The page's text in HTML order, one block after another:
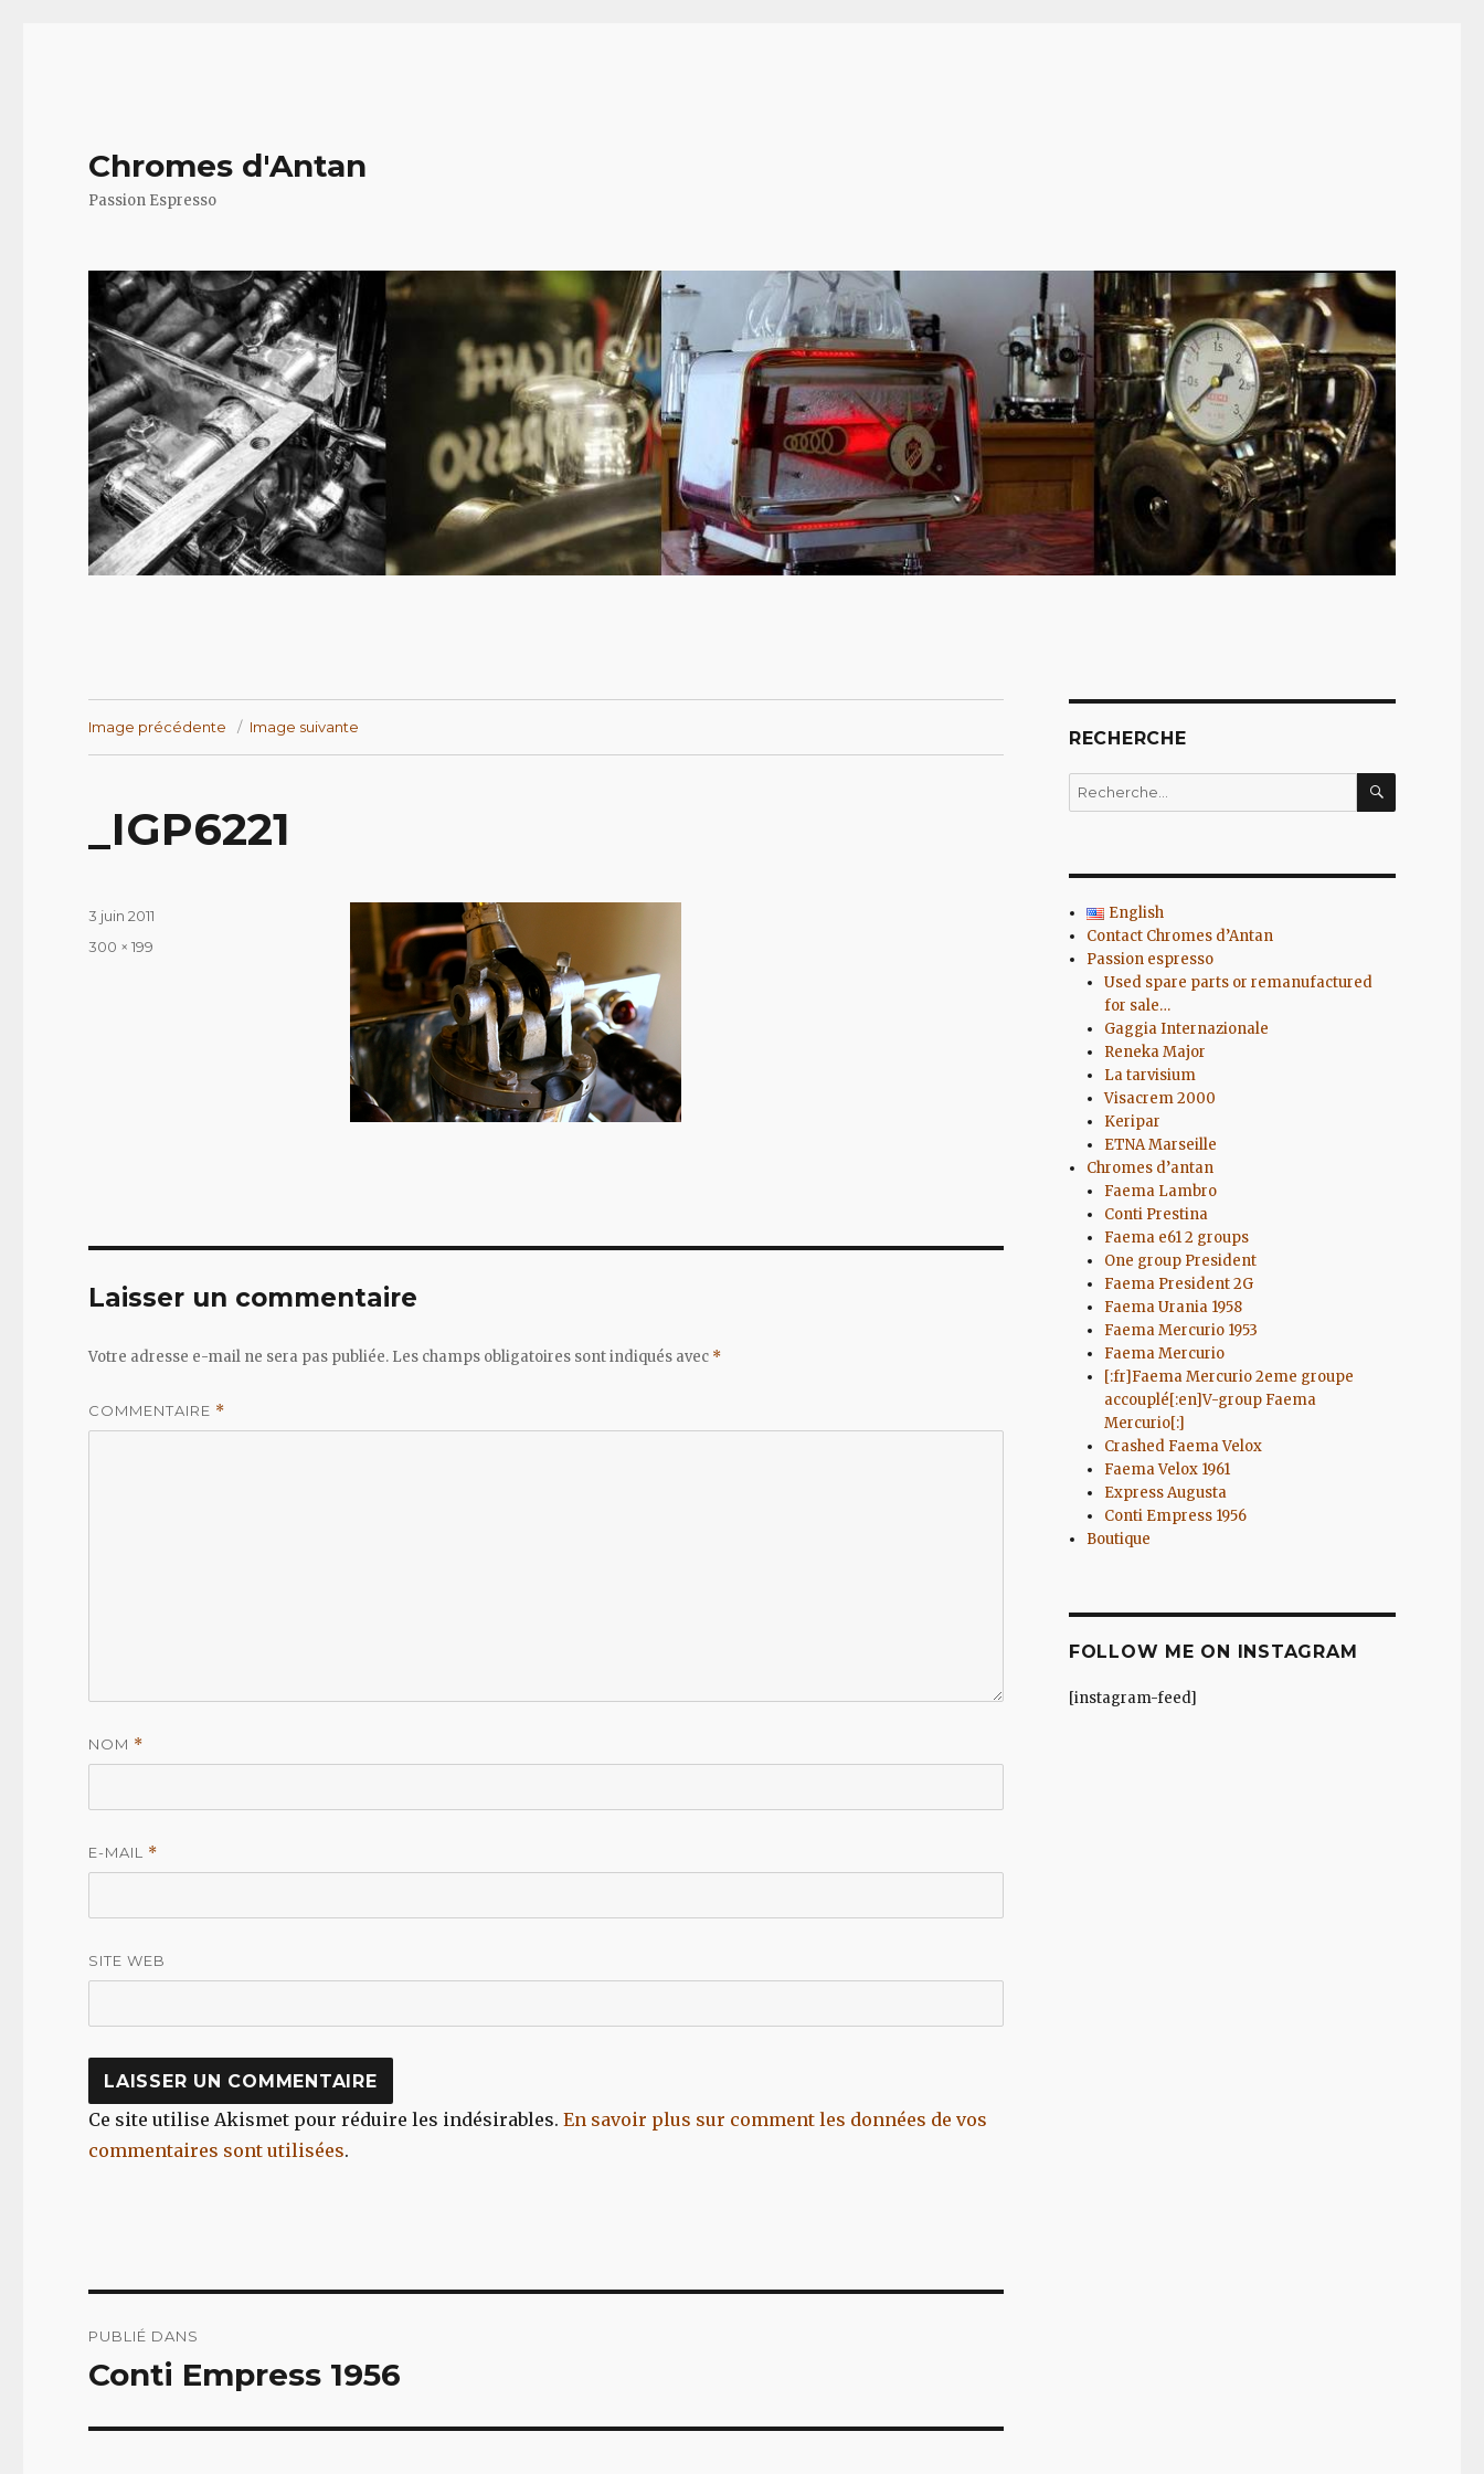
Chromes d'Antan
Passion Espresso
Image précédente Image suivante
_IGP6221
Publié
3 juin 2011
Taille
300 × 199
Laisser un commentaire
Votre adresse e-mail ne sera pas publiée. Les champs obligatoires sont indiqués avec *
COMMENTAIRE *
NOM *
E-MAIL *
SITE WEB
Ce site utilise Akismet pour réduire les indésirables.En savoir plus sur comment les données de vos
commentaires sont utilisées.
de
PUBLIÉ DANS
Conti Empress 1956
RECHERCHE
Recherche
pour
English
Contact Chromes d’Antan
Passion espresso
Used spare parts or remanufactured
for sale…
Gaggia Internazionale
Reneka Major
La tarvisium
Visacrem 2000
Keripar
ETNA Marseille
Chromes d’antan
Faema Lambro
Conti Prestina
Faema e61 2 groups
One group President
Faema President 2G
Faema Urania 1958
Faema Mercurio 1953
Faema Mercurio
[:fr]Faema Mercurio 2eme groupe
accouplé[:en]V-group Faema
Mercurio[:]
Crashed Faema Velox
Faema Velox 1961
Express Augusta
Conti Empress 1956
Boutique
FOLLOW ME ON INSTAGRAM
[instagram-feed]